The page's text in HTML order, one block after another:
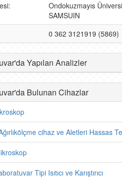
Ondokuzmayıs
SAMSUIN
0 362 3121919 (5869)
Yapılan Analizler
Bulunan Cihazlar
cihaz ve Aletleri Hassas
Tipi Isıtıcı ve Karıştırıcı